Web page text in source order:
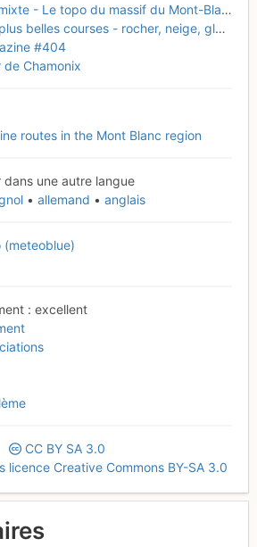
- Le topo du massif du Mont-Blanc, Tome 2
courses - rocher, neige, glace et mixte
#404
de Chamonix
routes in the Mont Blanc region
dans une autre langue
allemand anglais
(meteoblue)
excellent
CC BY SA 3.0
licence Creative Commons BY-SA 3.0